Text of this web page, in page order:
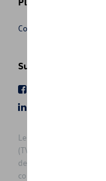
Conditions de vente
Suivez nous
Les prix affichés sur le
(TVAc), hors éventuels
de vente actuel et les
contacter votre